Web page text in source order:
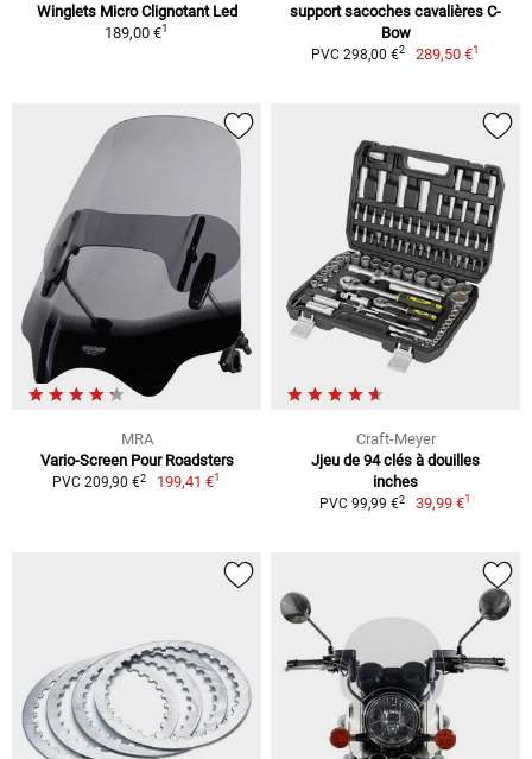
Winglets Micro Clignotant Led
189,00 €1
support sacoches cavalières C-
Bow
PVC 298,00 €2 289,50 €1
MRA
Vario-Screen Pour Roadsters
PVC 209,90 €2 199,41 €1
Craft-Meyer
Jjeu de 94 clés à douilles
inches
PVC 99,99 €2 39,99 €1